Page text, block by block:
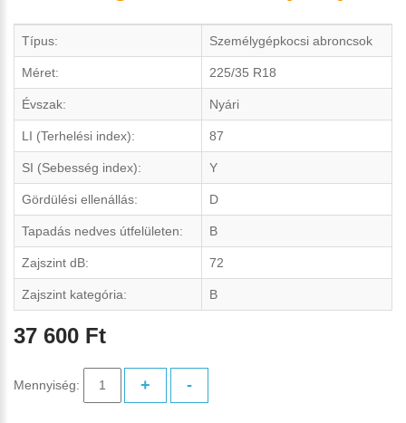
Típus: Személygépkocsi abroncsok
Méret: 225/35 R18
Évszak: Nyári
LI (Terhelési index): 87
SI (Sebesség index): Y
Gördülési ellenállás: D
Tapadás nedves útfelületen: B
Zajszint dB: 72
Zajszint kategória: B
37 600 Ft
Mennyiség: + -